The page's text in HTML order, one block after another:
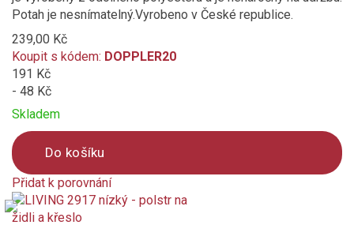
přírodní
růžová
hořčicová
světle šedá
stříbrnošedá
petrolejová
Potah je nesnímatelný.Vyrobeno v České republice.
239,00 Kč
Koupit s kódem: DOPPLER20
191 Kč
- 48 Kč
Skladem
Do košíku
Přidat k porovnání
Product
is